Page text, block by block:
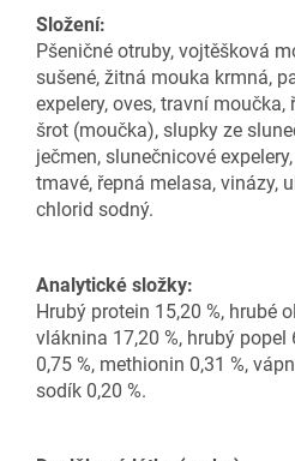
Složení:
Pšeničné otruby, vojtěšková
sušené, žitná mouka krmná,
expelery, oves, travní
šrot (moučka), slupky ze
ječmen, slunečnicové
tmavé, řepná melasa, vinázy,
chlorid sodný.
Analytické složky:
Hrubý protein 15,20 %, hrubé
vláknina 17,20 %, hrubý popel
0,75 %, methionin 0,31 %,
sodík 0,20 %.